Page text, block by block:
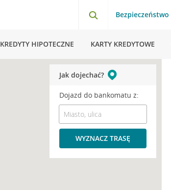
Bezpieczeństwo
KREDYTY HIPOTECZNE KARTY KREDYTOWE
Jak dojechać?
Dojazd do bankomatu z:
WYZNACZ TRASĘ